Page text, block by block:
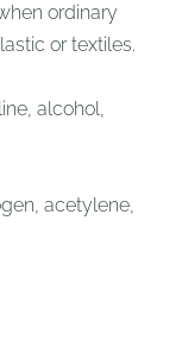
ordinary
or textiles.
alcohol,
acetylene,